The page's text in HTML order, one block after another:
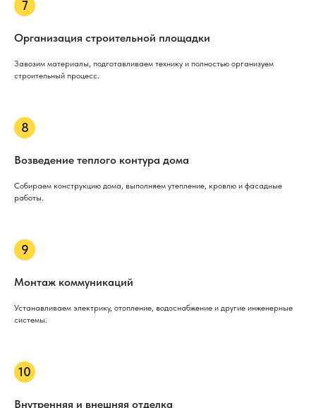
Организация строительной площадки
Завозим материалы, подготавливаем технику и полностью организуем
строительный процесс.
Возведение теплого контура дома
Собираем конструкцию дома, выполняем утепление, кровлю и фасадные
работы.
Монтаж коммуникаций
Устанавливаем электрику, отопление, водоснабжение и другие инженерные
системы.
Внутренняя и внешняя отделка